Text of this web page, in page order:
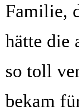
Familie,
hätte die
so toll
bekam